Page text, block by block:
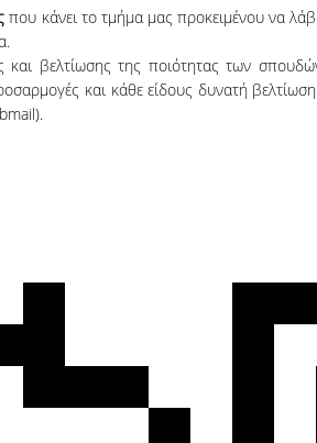
που κάνει το τμήμα μας προκειμένου να
βελτίωσης της ποιότητας των
και κάθε είδους δυνατή